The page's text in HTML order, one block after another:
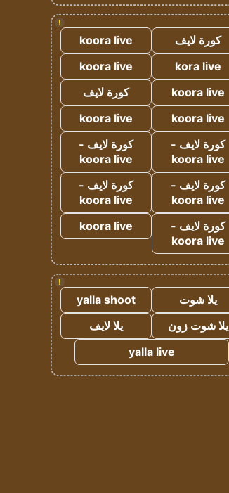
!
كورة لايف
koora live
kora live
koora live
koora live
كورة لايف
koora live
koora live
كورة لايف -
koora live
كورة لايف -
koora live
كورة لايف -
koora live
كورة لايف -
koora live
كورة لايف -
koora live
koora live
!
يلا شوت
yalla shoot
يلا شوت زون
يلا لايف
yalla live